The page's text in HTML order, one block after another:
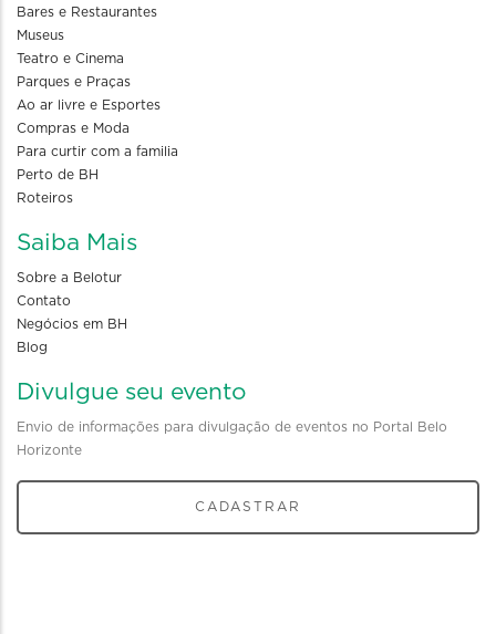
Bares e Restaurantes
Museus
Teatro e Cinema
Parques e Praças
Ao ar livre e Esportes
Compras e Moda
Para curtir com a familia
Perto de BH
Roteiros
Saiba Mais
Sobre a Belotur
Contato
Negócios em BH
Blog
Divulgue seu evento
Envio de informações para divulgação de eventos no Portal Belo
Horizonte
CADASTRAR